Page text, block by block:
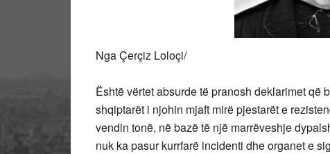
Nga Çerçiz Loloçi/
Është vërtet absurde të pranosh deklarimet që
shqiptarët i njohin mjaft mirë pjestarët e
vendin tonë, në bazë të një marrëveshje
nuk ka pasur kurrfarë incidenti dhe organet e